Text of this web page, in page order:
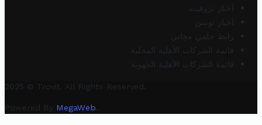
أخبار تروفيت
أخبار تونس
رابط خلفي مجاني
قائمة الشركات الأهلية المحلية
قائمة الشركات الأهلية الجهوية
2025 © Trovit. All Rights Reserved.
Powered By MegaWeb